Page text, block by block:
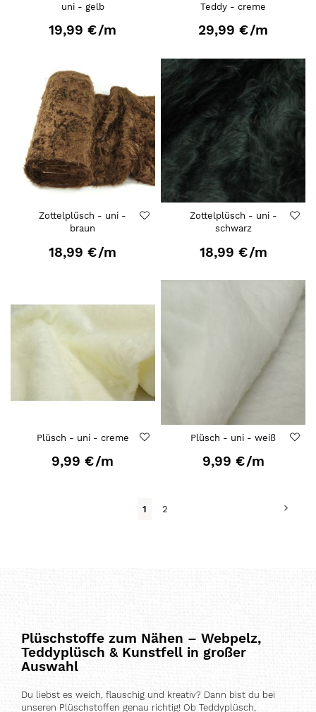
uni - gelb
19,99 €/m
Teddy - creme
29,99 €/m
Zottelplüsch - uni -
braun
18,99 €/m
Zottelplüsch - uni -
schwarz
18,99 €/m
Plüsch - uni - creme
9,99 €/m
Plüsch - uni - weiß
9,99 €/m
Du
1 Seite
2
Plüschstoffe zum Nähen – Webpelz,
Teddyplüsch & Kunstfell in großer
Auswahl
Du liebst es weich, flauschig und kreativ? Dann bist du bei
unseren Plüschstoffen genau richtig! Ob Teddyplüsch,